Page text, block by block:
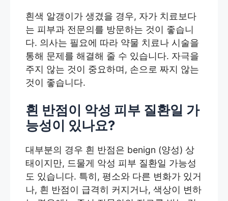
흰색 알갱이가 생겼을 경우, 자가 치료보다
는 피부과 전문의를 방문하는 것이 좋습니
다. 의사는 필요에 따라 약물 치료나 시술을
통해 문제를 해결해 줄 수 있습니다. 자극을
주지 않는 것이 중요하며, 손으로 짜지 않는
것이 좋습니다.
흰 반점이 악성 피부 질환일 가
능성이 있나요?
대부분의 경우 흰 반점은 benign (양성) 상
태이지만, 드물게 악성 피부 질환일 가능성
도 있습니다. 특히, 평소와 다른 변화가 있거
나, 흰 반점이 급격히 커지거나, 색상이 변하